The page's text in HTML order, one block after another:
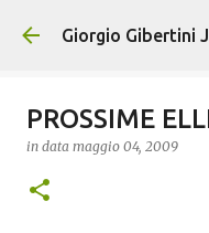
Passa ai
Giorgio Gibertini
PROSSIME
in data maggio 04, 2009